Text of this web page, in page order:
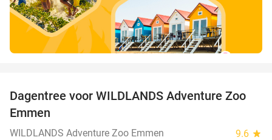
24%
Dagentree voor WILDLANDS Adventure Zoo
Emmen
WILDLANDS Adventure Zoo Emmen 9.6 star